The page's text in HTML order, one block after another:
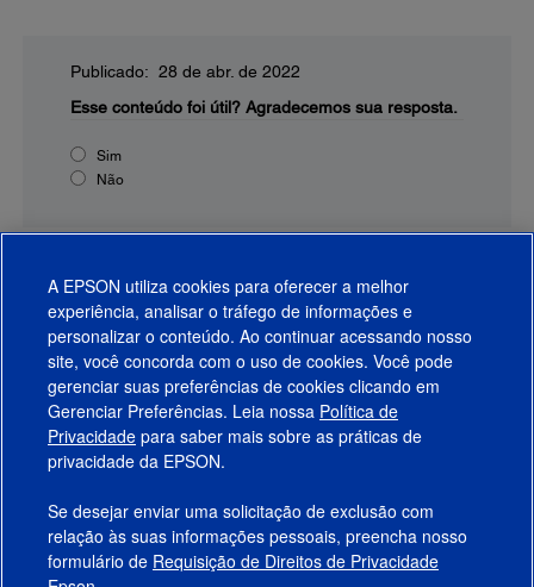
Publicado: 28 de abr. de 2022
Esse conteúdo foi útil? Agradecemos sua resposta.
Sim
Não
Produtos
Suporte
Links Sugeridos
Empresa
A EPSON utiliza cookies para oferecer a melhor
experiência, analisar o tráfego de informações e
personalizar o conteúdo. Ao continuar acessando nosso
site, você concorda com o uso de cookies. Você pode
gerenciar suas preferências de cookies clicando em
Gerenciar Preferências. Leia nossa Política de
Privacidade para saber mais sobre as práticas de
privacidade da EPSON.
Se desejar enviar uma solicitação de exclusão com
relação às suas informações pessoais, preencha nosso
formulário de Requisição de Direitos de Privacidade